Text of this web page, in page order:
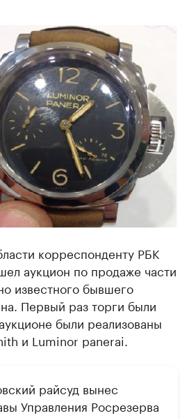
корреспонденту РБК
аукцион по продаже части
известного бывшего
Первый раз торги были
были реализованы
и Luminor panerai.
райсуд вынес
Управления Росрезерва